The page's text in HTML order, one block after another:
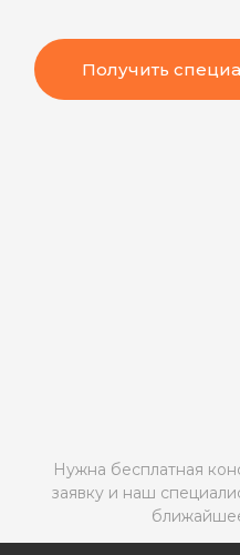
Нужна бесплатная
заявку и наш
Получить